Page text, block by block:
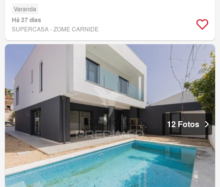
Varanda
Há 27 dias
SUPERCASA - ZOME CARNIDE
12 Fotos